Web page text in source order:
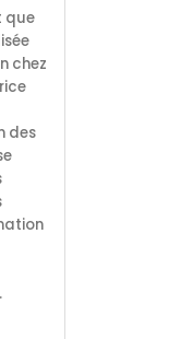
que
chez
des